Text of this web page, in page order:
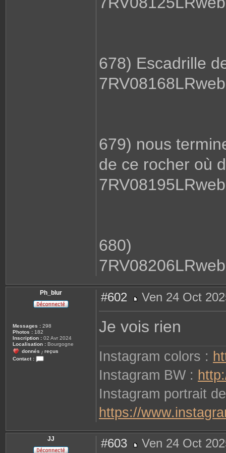
678) Escadrille
679) nous
de ce rocher où
680)
Ph_blur
Messages : 298
Photos : 182
Inscription : 02 Avr 2024
Localisation : Bourgogne
donnés / reçus
Contact :
_
u
#602
e
s
Ven 24 Oct
Je vois rien
Instagram colors :
Instagram BW :
Instagram portrait
https://
JJ #603 Ven 24 Oct